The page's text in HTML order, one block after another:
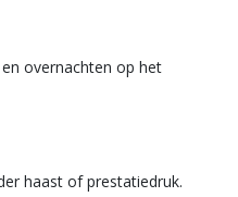
overnachten op het
haast of prestatiedruk.